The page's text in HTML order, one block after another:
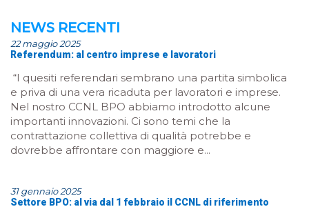
NEWS RECENTI
22 maggio 2025
Referendum: al centro imprese e lavoratori
“I quesiti referendari sembrano una partita simbolica
e priva di una vera ricaduta per lavoratori e imprese.
Nel nostro CCNL BPO abbiamo introdotto alcune
importanti innovazioni. Ci sono temi che la
contrattazione collettiva di qualità potrebbe e
dovrebbe affrontare con maggiore e...
31 gennaio 2025
Settore BPO: al via dal 1 febbraio il CCNL di riferimento